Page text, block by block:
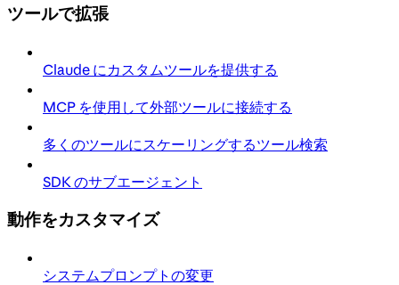
ツールで拡張
Claude にカスタムツールを提供する
MCP を使用して外部ツールに接続する
多くのツールにスケーリングするツール検索
SDK のサブエージェント
動作をカスタマイズ
システムプロンプトの変更